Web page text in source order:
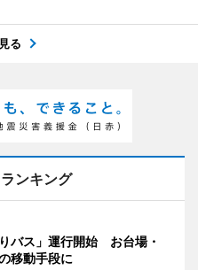
る
ンキング
りバス」運行開始 お台場・
移動手段に